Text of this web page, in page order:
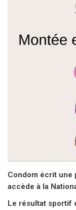
Condom écrit une
accède à la
Le résultat sportif